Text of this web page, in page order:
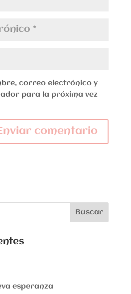
correo electrónico y
para la próxima vez
esperanza